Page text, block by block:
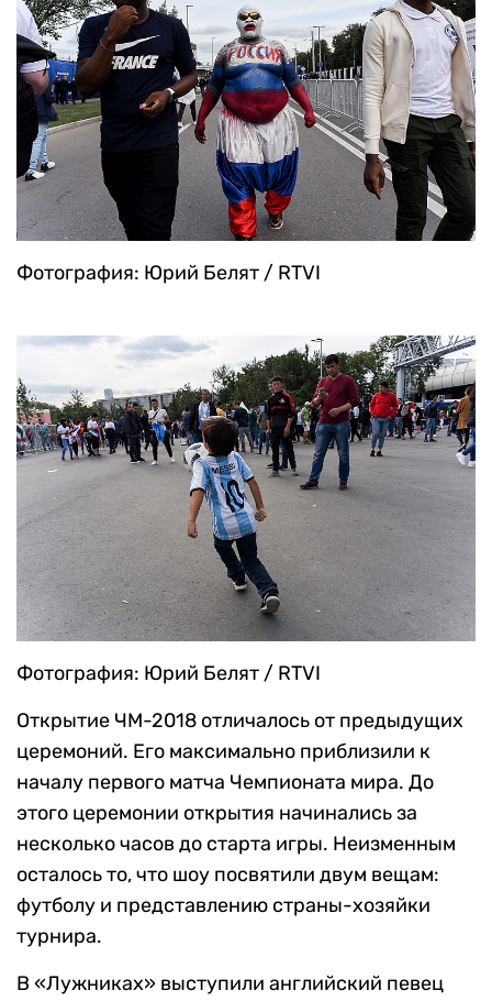
Фотография: Юрий Белят / RTVI
Фотография: Юрий Белят / RTVI
Открытие ЧМ-2018 отличалось от предыдущих
церемоний. Его максимально приблизили к
началу первого матча Чемпионата мира. До
этого церемонии открытия начинались за
несколько часов до старта игры. Неизменным
осталось то, что шоу посвятили двум вещам:
футболу и представлению страны-хозяйки
турнира.
В «Лужниках» выступили английский певец